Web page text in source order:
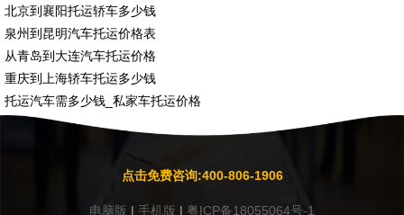
北京到襄阳托运轿车多少钱
泉州到昆明汽车托运价格表
从青岛到大连汽车托运价格
重庆到上海轿车托运多少钱
托运汽车需多少钱_私家车托运价格
点击免费咨询:400-806-1906
电脑版 | 手机版 | 粤ICP备18055064号-1